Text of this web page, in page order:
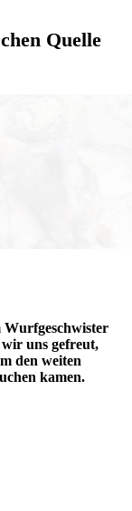
Quelle
uns gefreut,
den weiten
kamen.